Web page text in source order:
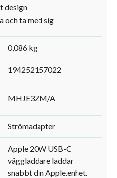
design
och ta med sig
0,086 kg
194252157022
MHJE3ZM/A
Strömadapter
Apple 20W USB-C
väggladdare laddar
snabbt din Apple.enhet.